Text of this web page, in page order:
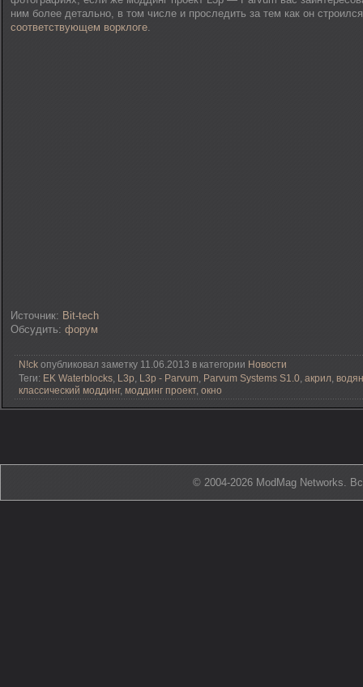
ним более детально, в том числе и проследить за тем как он
соответствующем ворклоге.
Источник: Bit-tech
Обсудить: форум
N!ck опубликовал заметку 11.06.2013 в категории Новости
Теги: EK Waterblocks, L3p, L3p - Parvum, Parvum Systems S1.0, акрил,
классический моддинг, моддинг проект, окно
© 2004-2026 ModMag Networks.